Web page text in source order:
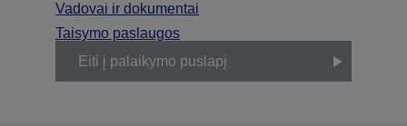
Vadovai ir dokumentai
Taisymo paslaugos
Eiti į palaikymo puslapį